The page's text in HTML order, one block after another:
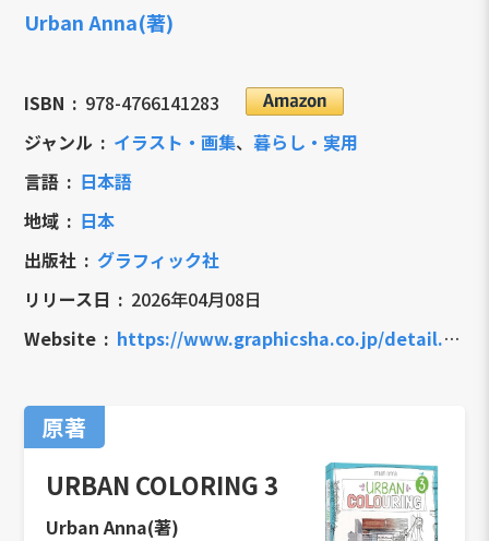
Urban Anna(著)
ISBN
978-4766141283
ジャンル
イラスト・画集、暮らし・実用
言語
日本語
地域
日本
出版社
グラフィック社
リリース日
2026年04月08日
Website
https://www.graphicsha.co.jp/detail.html?p=63953
原著
URBAN COLORING 3
Urban Anna(著)